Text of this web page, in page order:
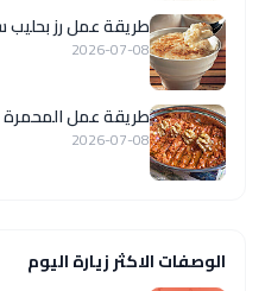
طريقة عمل رز بحليب سوري
2026-07-08
طريقة عمل المحمرة
2026-07-08
الوصفات الاكثر زيارة اليوم